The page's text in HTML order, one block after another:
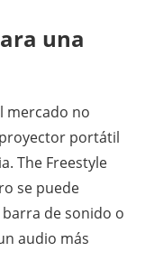
una
mercado no
portátil
The Freestyle
se puede
de sonido o
audio más